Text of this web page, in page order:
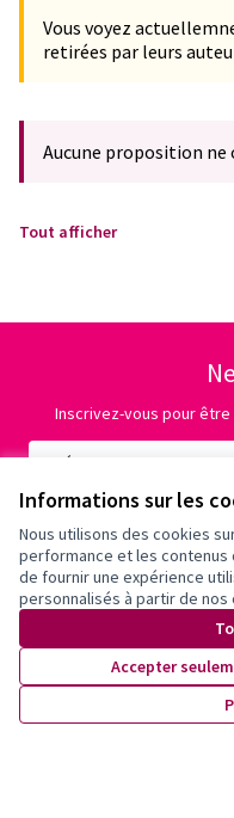
Informations sur les
Nous utilisons des cookies
performance et les
de fournir une expérience
personnalisés à partir de nos
Accepter
Vous voyez
retirées par leurs
Aucune proposition ne
Tout afficher
Inscrivez-vous pour être